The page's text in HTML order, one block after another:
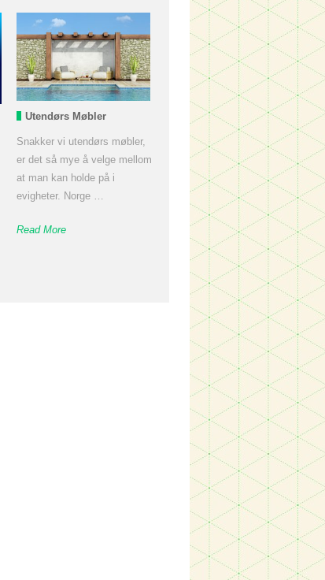
Utendørs Møbler
Snakker vi utendørs møbler,
er det så mye å velge mellom
at man kan holde på i
evigheter. Norge …
Read More